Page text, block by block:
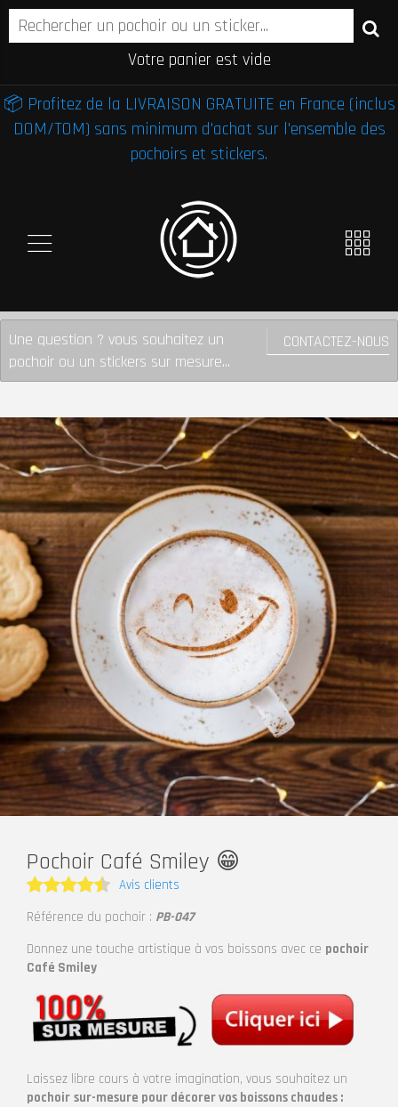
Votre panier est vide
📦 Profitez de la LIVRAISON GRATUITE en France (inclus
DOM/TOM) sans minimum d'achat sur l'ensemble des
pochoirs et stickers.
CONTACTEZ-NOUS
Une question ? vous souhaitez un
pochoir ou un stickers sur mesure...
Pochoir Café Smiley 😁
Note4.5
Avis clients
Référence du pochoir : PB-047
Donnez une touche artistique à vos boissons avec ce pochoir
Café Smiley
Laissez libre cours à votre imagination, vous souhaitez un
pochoir sur-mesure pour décorer vos boissons chaudes :